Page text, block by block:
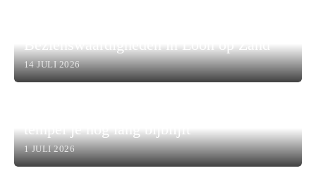
Bezienswaardigheden in Loon op Zand
14 JULI 2026
tempel je nog lang bijblijft
1 JULI 2026